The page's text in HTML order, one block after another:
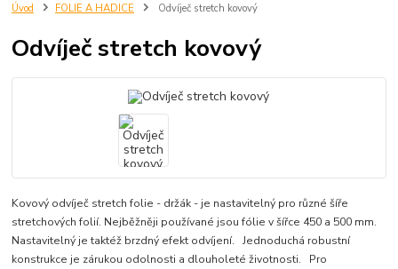
Úvod FOLIE A HADICE Odvíječ stretch kovový
Odvíječ stretch kovový
Kovový odvíječ stretch folie - držák - je nastavitelný pro různé šíře
stretchových folií. Nejběžněji používané jsou fólie v šířce 450 a 500 mm.
Nastavitelný je taktéž brzdný efekt odvíjení. Jednoduchá robustní
konstrukce je zárukou odolnosti a dlouholeté životnosti. Pro